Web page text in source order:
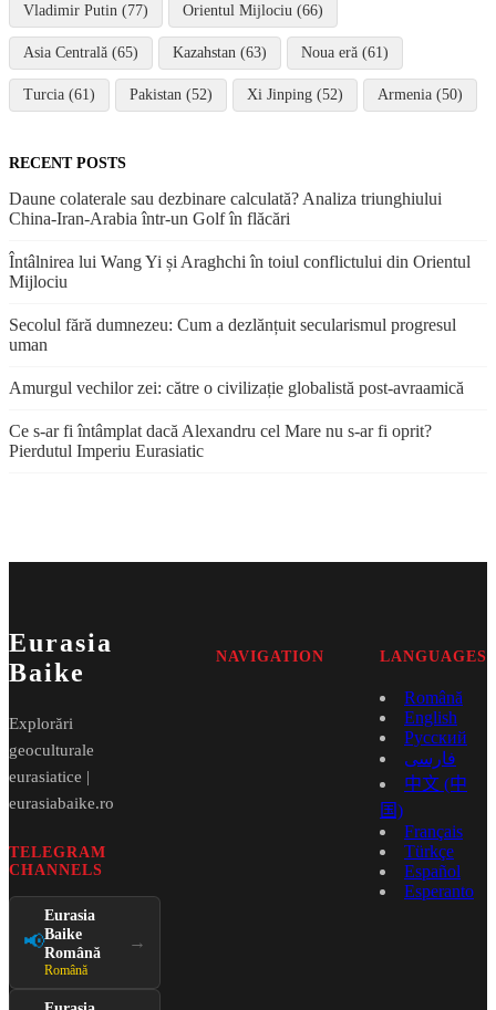
Vladimir Putin (77) Orientul Mijlociu (66)
Asia Centrală (65) Kazahstan (63) Noua eră (61)
Turcia (61) Pakistan (52) Xi Jinping (52) Armenia (50)
RECENT POSTS
Daune colaterale sau dezbinare calculată? Analiza triunghiului
China-Iran-Arabia într-un Golf în flăcări
Întâlnirea lui Wang Yi și Araghchi în toiul conflictului din Orientul
Mijlociu
Secolul fără dumnezeu: Cum a dezlănțuit secularismul progresul
uman
Amurgul vechilor zei: către o civilizație globalistă post-avraamică
Ce s-ar fi întâmplat dacă Alexandru cel Mare nu s-ar fi oprit?
Pierdutul Imperiu Eurasiatic
Eurasia
Baike
Explorări
geoculturale
eurasiatice |
eurasiabaike.ro
TELEGRAM
CHANNELS
📢
Eurasia
Baike
Română
Română
→
NAVIGATION LANGUAGES
Română
English
Русский
فارسی
中文 (中
国)
Français
Türkçe
Español
Esperanto